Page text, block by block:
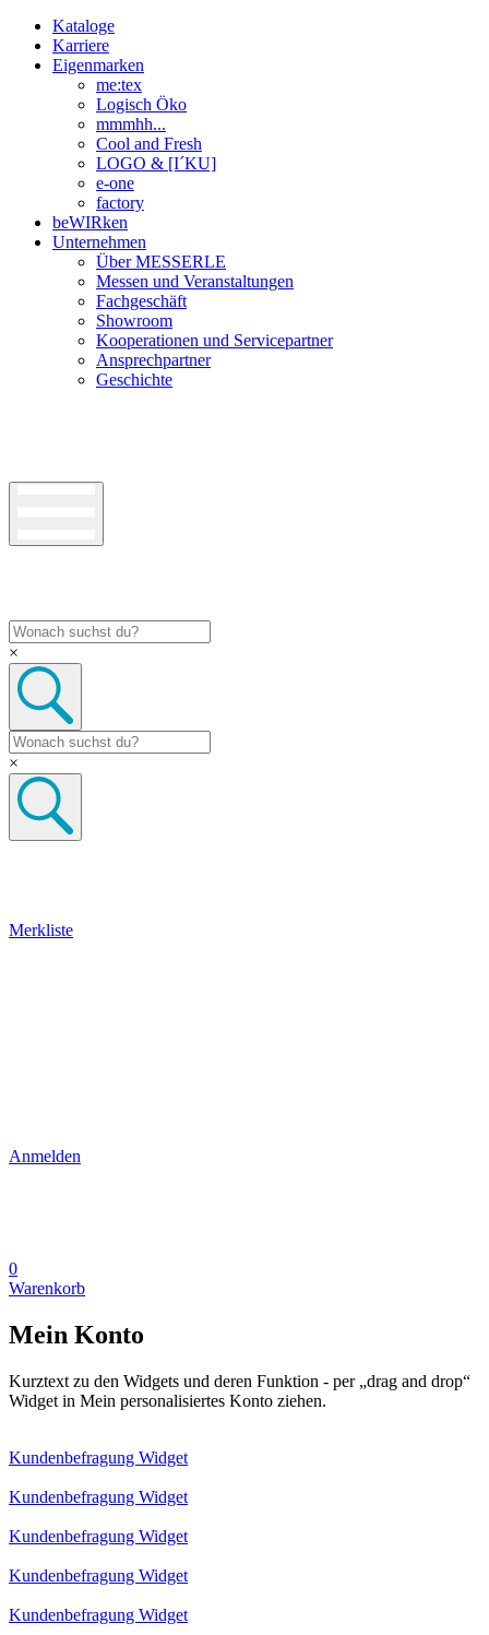
Kataloge
Karriere
Eigenmarken
me:tex
Logisch Öko
mmmhh...
Cool and Fresh
LOGO & [I´KU]
e-one
factory
beWIRken
Unternehmen
Über MESSERLE
Messen und Veranstaltungen
Fachgeschäft
Showroom
Kooperationen und Servicepartner
Ansprechpartner
Geschichte
×
×
Merkliste
Anmelden
0
Warenkorb
Mein Konto
Kurztext zu den Widgets und deren Funktion - per „drag and drop“
Widget in Mein personalisiertes Konto ziehen.
Kundenbefragung Widget
Kundenbefragung Widget
Kundenbefragung Widget
Kundenbefragung Widget
Kundenbefragung Widget